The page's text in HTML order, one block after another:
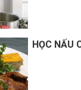
HỌC NẤU